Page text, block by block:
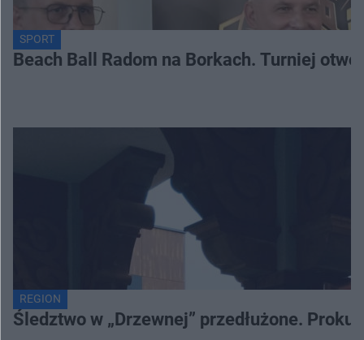
SPORT
Beach Ball Radom na Borkach. Turniej
REGION
Śledztwo w „Drzewnej” przedłużone.